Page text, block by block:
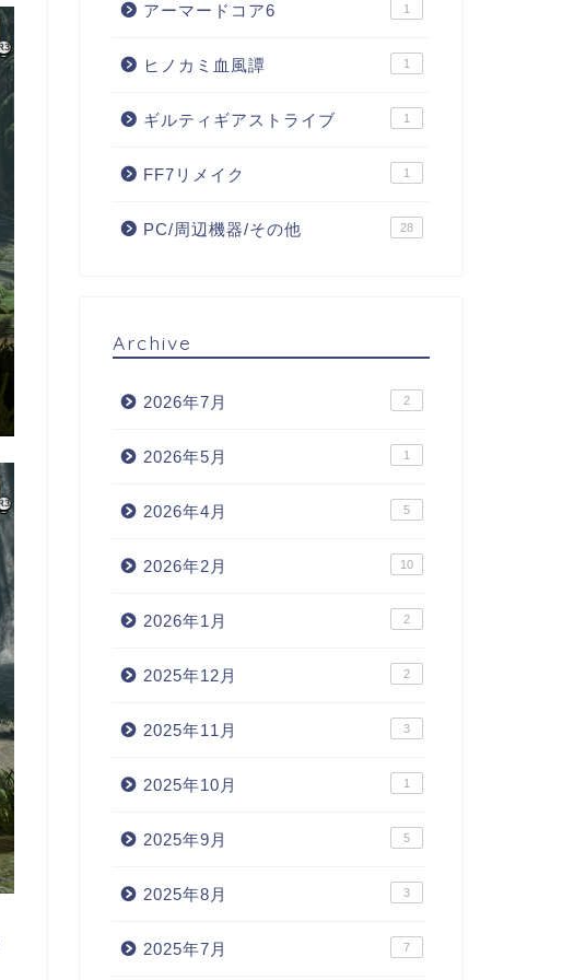
アーマードコア6 1
ヒノカミ血風譚 1
ギルティギアストライブ 1
FF7リメイク 1
PC/周辺機器/その他 28
Archive
2026年7月 2
2026年5月 1
2026年4月 5
2026年2月 10
2026年1月 2
2025年12月 2
2025年11月 3
2025年10月 1
2025年9月 5
2025年8月 3
2025年7月 7